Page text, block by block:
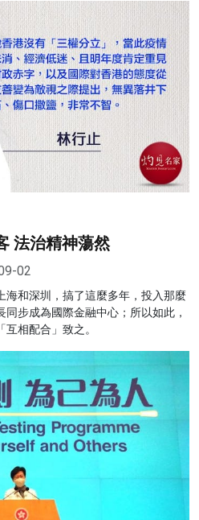
法治精神蕩然
02
海和深圳，搞了這麼多年，投入那麼
步成為國際金融中心；所以如此，
相配合」致之。